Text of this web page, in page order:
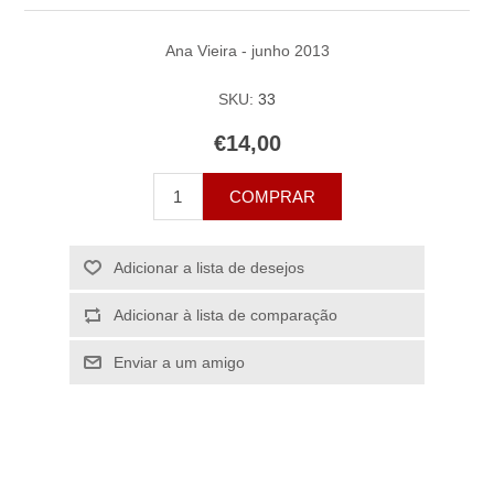
Ana Vieira - junho 2013
SKU: 33
€14,00
COMPRAR
Adicionar a lista de desejos
Adicionar à lista de comparação
Enviar a um amigo